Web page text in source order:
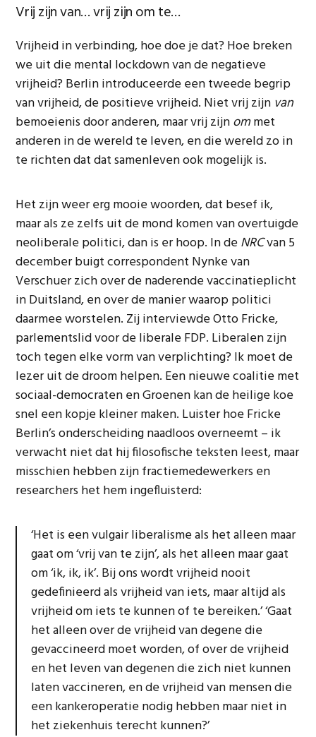
Vrij zijn van… vrij zijn om te…
Vrijheid in verbinding, hoe doe je dat? Hoe breken
we uit die mental lockdown van de negatieve
vrijheid? Berlin introduceerde een tweede begrip
van vrijheid, de positieve vrijheid. Niet vrij zijn van
bemoeienis door anderen, maar vrij zijnommet
anderen in de wereld te leven, en die wereld zo in
te richten dat dat samenleven ook mogelijk is.
Het zijn weer erg mooie woorden, dat besef ik,
maar als ze zelfs uit de mond komen van overtuigde
neoliberale politici, dan is er hoop. In deNRCvan 5
december buigt correspondent Nynke van
Verschuer zich over de naderende vaccinatieplicht
in Duitsland, en over de manier waarop politici
daarmee worstelen. Zij interviewde Otto Fricke,
parlementslid voor de liberale FDP. Liberalen zijn
toch tegen elke vorm van verplichting? Ik moet de
lezer uit de droom helpen. Een nieuwe coalitie met
sociaal-democraten en Groenen kan de heilige koe
snel een kopje kleiner maken. Luister hoe Fricke
Berlin’s onderscheiding naadloos overneemt – ik
verwacht niet dat hij filosofische teksten leest, maar
misschien hebben zijn fractiemedewerkers en
researchers het hem ingefluisterd:
‘Het is een vulgair liberalisme als het alleen maar
gaat om ‘vrij van te zijn’, als het alleen maar gaat
om ‘ik, ik, ik’. Bij ons wordt vrijheid nooit
gedefinieerd als vrijheid van iets, maar altijd als
vrijheid om iets te kunnen of te bereiken.’ ‘Gaat
het alleen over de vrijheid van degene die
gevaccineerd moet worden, of over de vrijheid
en het leven van degenen die zich niet kunnen
laten vaccineren, en de vrijheid van mensen die
een kankeroperatie nodig hebben maar niet in
het ziekenhuis terecht kunnen?’